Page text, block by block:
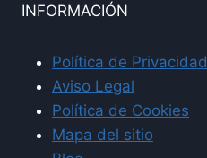
INFORMACIÓN
Política de Privacidad
Aviso Legal
Política de Cookies
Mapa del sitio